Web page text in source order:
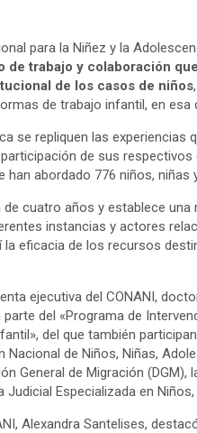
para la Niñez y la
de trabajo y colaboración
de los casos de niños
de trabajo infantil, en esa
se repliquen las
de sus
abordado 776 niños, niñas
de cuatro años y establece
instancias y actores
eficacia de los recursos
ejecutiva del CONANI,
del «Programa de
del que también
Nacional de Niños, Niñas,
General de Migración
Judicial Especializada en
Alexandra Santelises,